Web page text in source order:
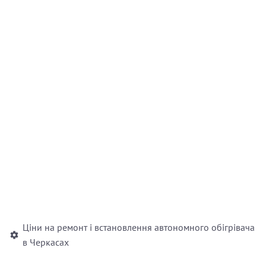
Ціни на ремонт і встановлення автономного обігрівача
в Черкасах